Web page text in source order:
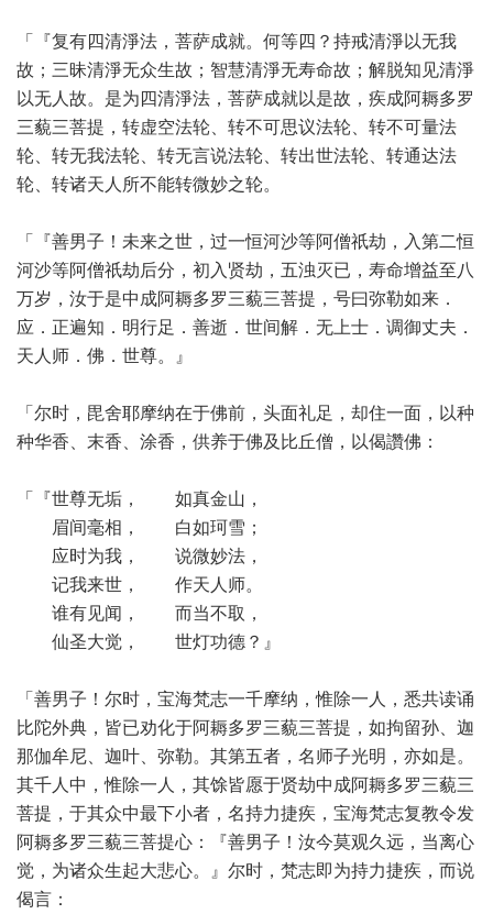
「『复有四清淨法，菩萨成就。何等四？持戒清淨以无我
故；三昧清淨无众生故；智慧清淨无寿命故；解脱知见清淨
以无人故。是为四清淨法，菩萨成就以是故，疾成阿耨多罗
三藐三菩提，转虚空法轮、转不可思议法轮、转不可量法
轮、转无我法轮、转无言说法轮、转出世法轮、转通达法
轮、转诸天人所不能转微妙之轮。
「『善男子！未来之世，过一恒河沙等阿僧祇劫，入第二恒
河沙等阿僧祇劫后分，初入贤劫，五浊灭已，寿命增益至八
万岁，汝于是中成阿耨多罗三藐三菩提，号曰弥勒如来．
应．正遍知．明行足．善逝．世间解．无上士．调御丈夫．
天人师．佛．世尊。』
「尔时，毘舍耶摩纳在于佛前，头面礼足，却住一面，以种
种华香、末香、涂香，供养于佛及比丘僧，以偈讚佛：
「『世尊无垢， 如真金山，
眉间毫相， 白如珂雪；
应时为我， 说微妙法，
记我来世， 作天人师。
谁有见闻， 而当不取，
仙圣大觉， 世灯功德？』
「善男子！尔时，宝海梵志一千摩纳，惟除一人，悉共读诵
比陀外典，皆已劝化于阿耨多罗三藐三菩提，如拘留孙、迦
那伽牟尼、迦叶、弥勒。其第五者，名师子光明，亦如是。
其千人中，惟除一人，其馀皆愿于贤劫中成阿耨多罗三藐三
菩提，于其众中最下小者，名持力捷疾，宝海梵志复教令发
阿耨多罗三藐三菩提心：『善男子！汝今莫观久远，当离心
觉，为诸众生起大悲心。』尔时，梵志即为持力捷疾，而说
偈言：